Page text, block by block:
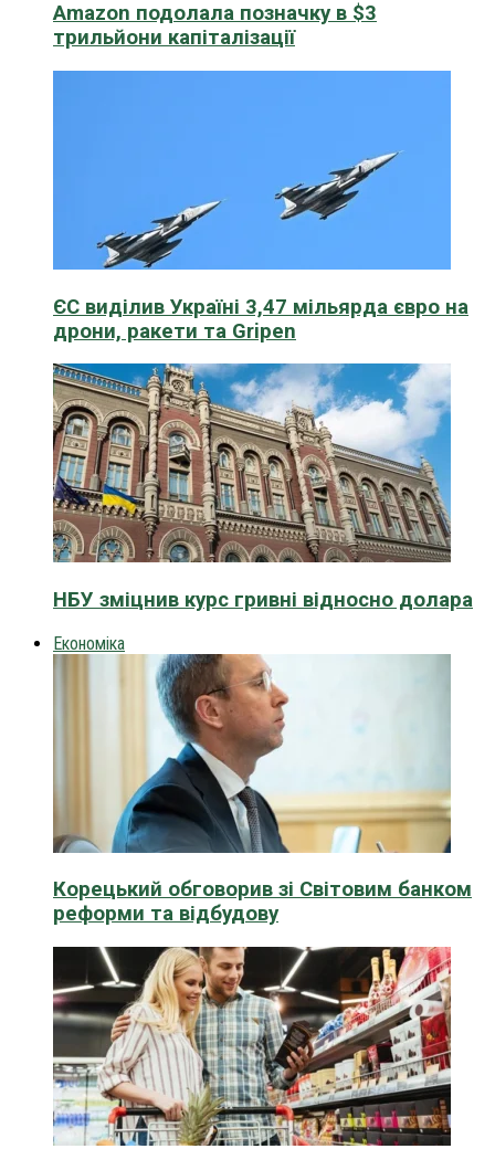
Amazon подолала позначку в $3
трильйони капіталізації
ЄС виділив Україні 3,47 мільярда євро на
дрони, ракети та Gripen
НБУ зміцнив курс гривні відносно долара
Економіка
Корецький обговорив зі Світовим банком
реформи та відбудову